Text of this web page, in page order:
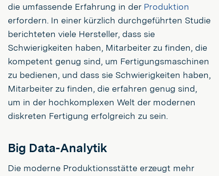
die umfassende Erfahrung in der Produktion
erfordern. In einer kürzlich durchgeführten Studie
berichteten viele Hersteller, dass sie
Schwierigkeiten haben, Mitarbeiter zu finden, die
kompetent genug sind, um Fertigungsmaschinen
zu bedienen, und dass sie Schwierigkeiten haben,
Mitarbeiter zu finden, die erfahren genug sind,
um in der hochkomplexen Welt der modernen
diskreten Fertigung erfolgreich zu sein.
Big Data-Analytik
Die moderne Produktionsstätte erzeugt mehr